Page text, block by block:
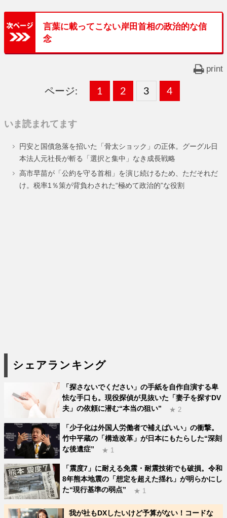
言葉に載ってこない岸田首相の政治的な信
念
print
ページ:
固
ー
ジ
1 ,
固
ー
ジ
2 ,
固
ー
ジ
3 ,
固
ー
ジ
4
いま読まれてます
円安と国債急落を招いた「骨太ショック」の正体。グーグル日
本法人元社長が斬る「選択と集中」なき成長戦略
高市早苗が「公約を守る首相」を演じ続けるため、ただそれだ
け。税率1％策が背負わされた“極めて政治的”な役割
シェアランキング
「探さないでください」の手紙を自作自演する卑
怯な手口も。現役探偵が見抜いた「妻子を探すDV
夫」の依頼に潜む“本当の狙い”
★ 2
「少子化は外国人労働者で補えばいい」の衝撃。
竹中平蔵の「構造改革」が日本にもたらした“深刻
な後遺症”
★ 1
「震度7」に耐える免震・耐震技術でも破損。令和
8年熊本地震の「想定を超えた揺れ」が明らかにし
た“現行基準の弱点”
★ 1
我が社もDXしたいけど予算がない！コードな